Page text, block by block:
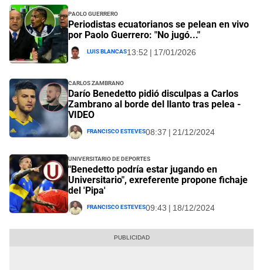
Paolo Guerrero
Periodistas ecuatorianos se pelean en vivo
por Paolo Guerrero: "No jugó..."
Luis Blancas13:52 | 17/01/2026
Carlos Zambrano
Darío Benedetto pidió disculpas a Carlos
Zambrano al borde del llanto tras pelea -
VIDEO
Francisco Esteves08:37 | 21/12/2024
Universitario de Deportes
"Benedetto podría estar jugando en
Universitario", exreferente propone fichaje
del 'Pipa'
Francisco Esteves09:43 | 18/12/2024